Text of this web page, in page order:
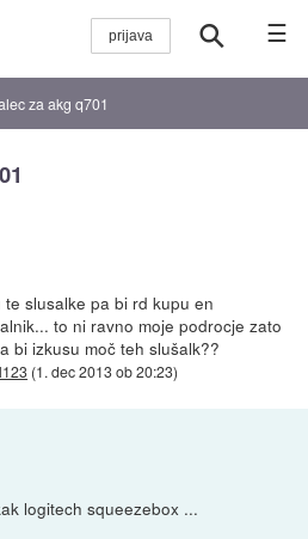
☰
za akg q701
slusalke pa bi rd kupu en
to ni ravno moje podrocje zato
bi izkusu moč teh slušalk??
(1. dec 2013 ob 20:23)
logitech squeezebox ...